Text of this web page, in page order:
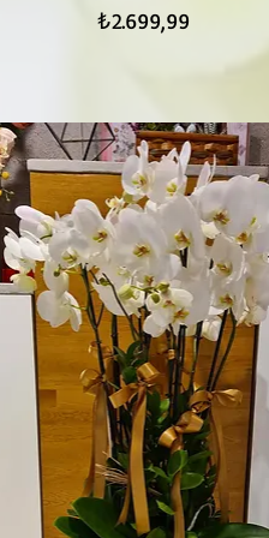
Fiyat
₺2.699,99